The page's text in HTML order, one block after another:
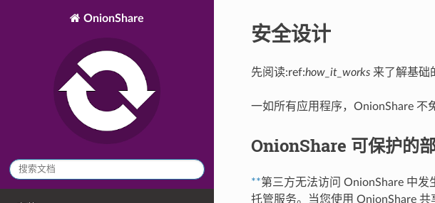
OnionShare
安全设计
先阅读:ref:how_it_works来了解基础
一如所有应用程序，OnionShare 不
OnionShare 可保护的
**第三方无法访问 OnionShare 中发
托管服务。当您使用 OnionShare